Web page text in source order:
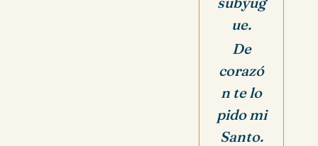
ue.
De
corazó
n te lo
pido mi
Santo.